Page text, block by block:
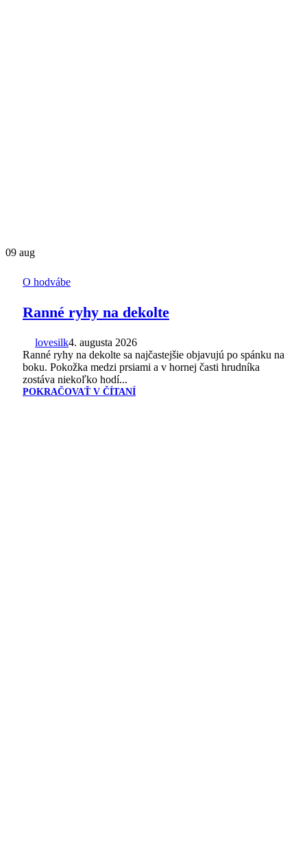
09 aug
O hodvábe
Ranné ryhy na dekolte
lovesilk4. augusta 2026
Ranné ryhy na dekolte sa najčastejšie objavujú po spánku na
boku. Pokožka medzi prsiami a v hornej časti hrudníka
zostáva niekoľko hodí...
POKRAČOVAŤ V ČÍTANÍ